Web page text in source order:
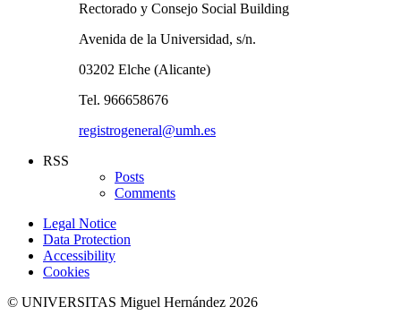
Rectorado y Consejo Social Building
Avenida de la Universidad, s/n.
03202 Elche (Alicante)
Tel. 966658676
registrogeneral@umh.es
RSS
Posts
Comments
Legal Notice
Data Protection
Accessibility
Cookies
© UNIVERSITAS Miguel Hernández 2026